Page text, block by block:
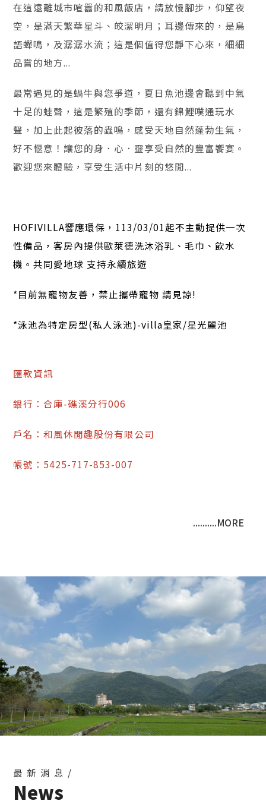
在這遠離城市喧囂的和風飯店，請放慢腳步，仰望夜
空，是滿天繁華星斗、皎潔明月；耳邊傳來的，是鳥
語蟬鳴，及潺潺水流；這是個值得您靜下心來，細細
品嘗的地方...
最常遇見的是蝸牛與您爭道，夏日魚池邊會聽到中氣
十足的蛙聲，這是繁殖的季節，還有錦鯉噗通玩水
聲，加上此起彼落的蟲鳴，感受天地自然蓬勃生氣，
好不愜意！讓您的身．心．靈享受自然的豐富饗宴。
歡迎您來體驗，享受生活中片刻的悠閒...
HOFIVILLA響應環保，113/03/01起不主動提供一次
性備品，客房內提供歐萊德洗沐浴乳、毛巾、飲水
機。共同愛地球 支持永續旅遊
*目前無寵物友善，禁止攜帶寵物 請見諒!
*泳池為特定房型(私人泳池)-villa皇家/星光麗池
匯款資訊
銀行：合庫-礁溪分行006
戶名：和風休閒趣股份有限公司
帳號：5425-717-853-007
..........MORE
最新消息/
News